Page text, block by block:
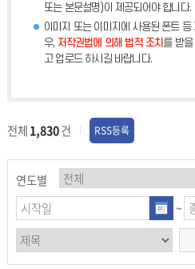
또는 본문설명)이 제공되어야 합니다.
이미지 또는 이미지에 사용된 폰트
우, 저작권법에 의해 법적 조치 를 받
고 업로드 하시길 바랍니다.
전체1,830건 RSS등록
연도별
~